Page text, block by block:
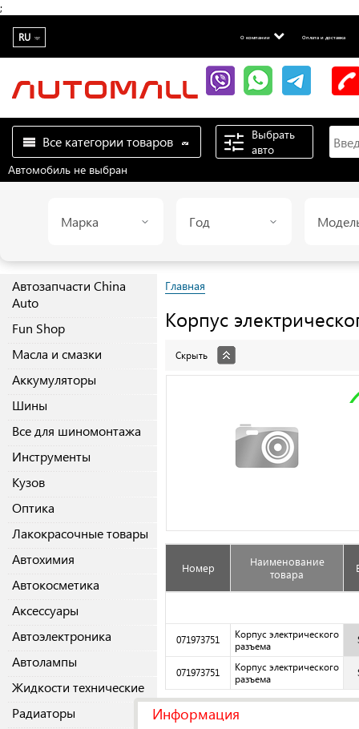
;
RU О компании Оплата и доставка
Все категории товаров
Выбрать
авто
Автомобиль не выбран
Марка Год
Автозапчасти China
Auto
Fun Shop
Масла и смазки
Аккумуляторы
Шины
Все для шиномонтажа
Инструменты
Кузов
Оптика
Лакокрасочные товары
Автохимия
Автокосметика
Аксессуары
Автоэлектроника
Автолампы
Жидкости технические
Радиаторы
Главная
Корпус
Скрыть
Номер
Наименование
товара
071973751
Корпус электрического
разъема
071973751
Корпус электрического
разъема
Информация